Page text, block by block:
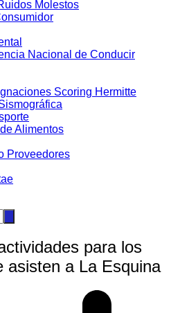
Molestos
Nacional de Conducir
Scoring Hermitte
Alimentos
Proveedores
para los
asisten a La Esquina